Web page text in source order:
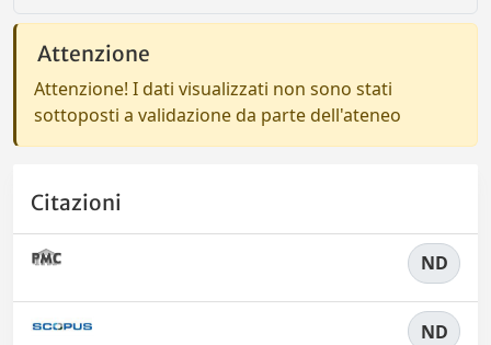
Attenzione
Attenzione! I dati visualizzati non sono stati
sottoposti a validazione da parte dell'ateneo
Citazioni
ND
ND